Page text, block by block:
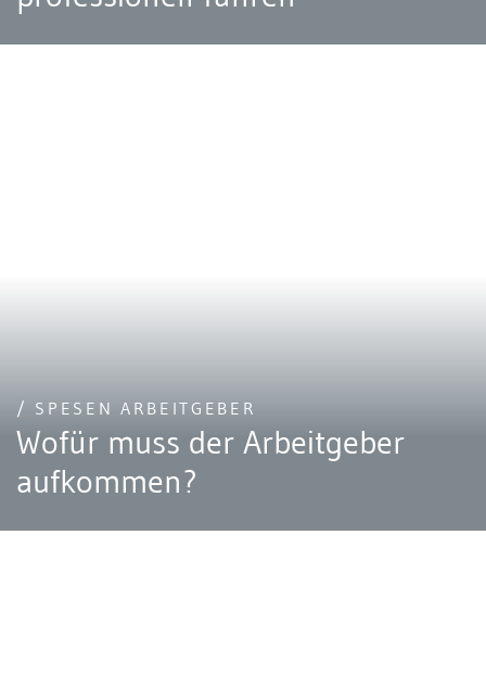
/ SPESEN ARBEITGEBER
Wofür muss der Arbeitgeber
aufkommen?